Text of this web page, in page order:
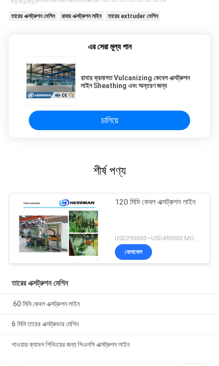
তারের এক্সট্রুশন মেশিন রাবার এক্সট্রুশন লাইন তারের extruder মেশিন
এর সেরা মূল্য পান
রাবার ক্রমাগত Vulcanizing কেবেল এক্সট্রুশন
লাইন Sheathing এবং অন্তরণ জন্য
চালিয়ে
শীর্ষ পণ্য
120 মিমি কেবল এক্সট্রুশন লাইন
যোগাযোগ
তারের এক্সট্রুশন মেশিন
.60 মিমি কেবল এক্সট্রুশন লাইন
6 মিমি তারের এক্সট্রুডার মেশিন
পাওয়ার ক্যাবল শিথিংয়ের জন্য পিএলসি এক্সট্রুশন লাইন